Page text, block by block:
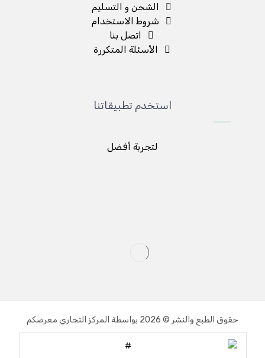
الشحن و التسليم
شروط الاستخدام
اتصل بنا
الأسئلة المتكررة
استخدم تطبيقاتنا
لتجربة أفضل
حقوق الطبع والنشر © 2026 بواسطة المركز التجاري معرضكم